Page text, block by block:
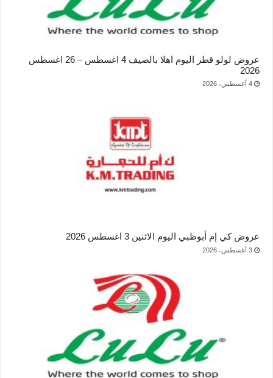
عروض لولو قطر اليوم اهلا بالصيف 4 اغسطس – 26 اغسطس
2026
4 أغسطس، 2026
عروض كي إم أبوظبي اليوم الاثنين 3 اغسطس 2026
3 أغسطس، 2026